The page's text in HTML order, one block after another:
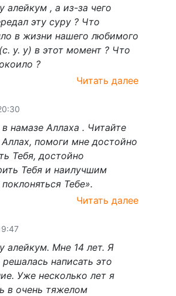
алейкум , а из-за чего
эту суру ? Что
в жизни нашего любимого
у. у) в этот момент ? Что
?
Читать далее
намазе Аллаха . Читайте
помоги мне достойно
Тебя, достойно
Тебя и наилучшим
Тебе».
Читать далее
алейкум. Мне 14 лет. Я
решалась написать это
Уже несколько лет я
в очень тяжелом